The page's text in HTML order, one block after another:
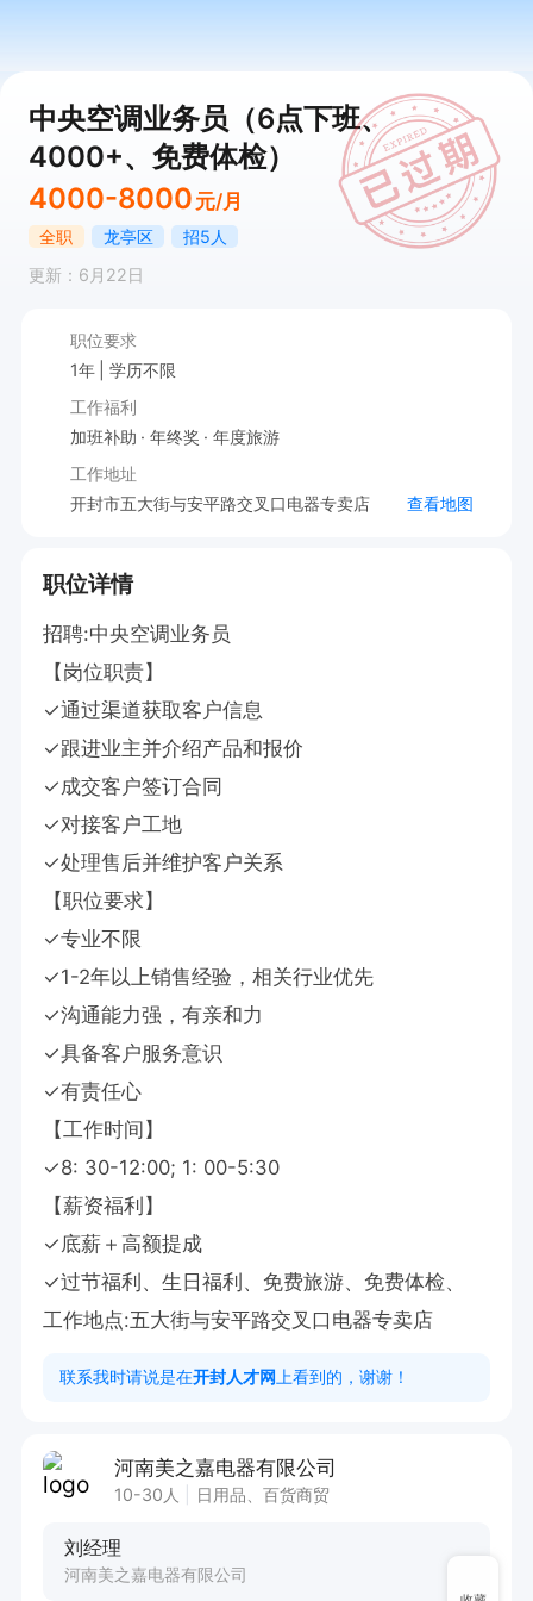
中央空调业务员（6点下班、
4000+、免费体检）
4000-8000 元/月
全职 龙亭区
招5人
更新：6月22日
职位要求
1年
学历不限
工作福利
加班补助
年终奖
年度旅游
工作地址
开封市五大街与安平路交叉口电器专卖店
查看地图
职位详情
招聘:中央空调业务员
【岗位职责】
✓通过渠道获取客户信息
✓跟进业主并介绍产品和报价
✓成交客户签订合同
✓对接客户工地
✓处理售后并维护客户关系
【职位要求】
✓专业不限
✓1-2年以上销售经验，相关行业优先
✓沟通能力强，有亲和力
✓具备客户服务意识
✓有责任心
【工作时间】
✓8: 30-12:00; 1: 00-5:30
【薪资福利】
✓底薪＋高额提成
✓过节福利、生日福利、免费旅游、免费体检、
工作地点:五大街与安平路交叉口电器专卖店
联系我时请说是在开封人才网 上看到的，谢谢！
河南美之嘉电器有限公司
10-30人 日用品、百货商贸
刘经理
河南美之嘉电器有限公司